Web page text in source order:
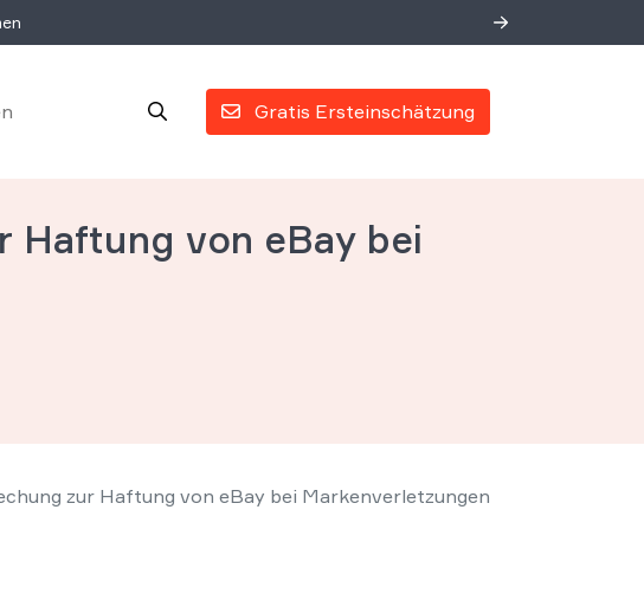
Gratis Ersteinschätzung
von eBay bei
zur Haftung von eBay bei Markenverletzungen